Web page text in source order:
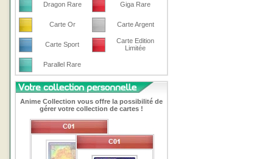
Dragon Rare Giga Rare
Carte Or Carte Argent
Carte Sport
Carte Edition
Limitée
Parallel Rare
Anime Collection vous offre la possibilité de
gérer votre collection de cartes !